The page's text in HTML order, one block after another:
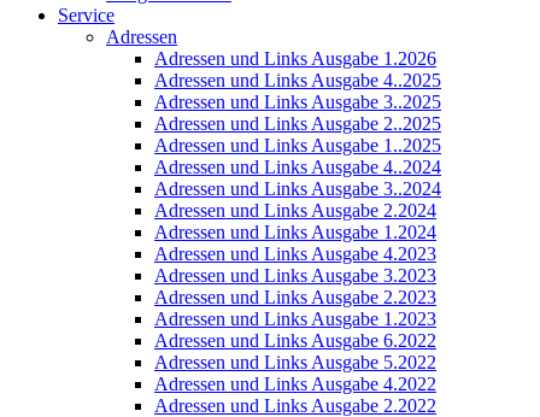
Service
Adressen
Adressen und Links Ausgabe 1.2026
Adressen und Links Ausgabe 4..2025
Adressen und Links Ausgabe 3..2025
Adressen und Links Ausgabe 2..2025
Adressen und Links Ausgabe 1..2025
Adressen und Links Ausgabe 4..2024
Adressen und Links Ausgabe 3..2024
Adressen und Links Ausgabe 2.2024
Adressen und Links Ausgabe 1.2024
Adressen und Links Ausgabe 4.2023
Adressen und Links Ausgabe 3.2023
Adressen und Links Ausgabe 2.2023
Adressen und Links Ausgabe 1.2023
Adressen und Links Ausgabe 6.2022
Adressen und Links Ausgabe 5.2022
Adressen und Links Ausgabe 4.2022
Adressen und Links Ausgabe 2.2022